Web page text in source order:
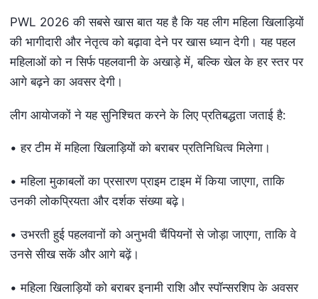
PWL 2026 की सबसे खास बात यह है कि यह लीग महिला खिलाड़ियों
की भागीदारी और नेतृत्व को बढ़ावा देने पर खास ध्यान देगी। यह पहल
महिलाओं को न सिर्फ पहलवानी के अखाड़े में, बल्कि खेल के हर स्तर पर
आगे बढ़ने का अवसर देगी।
लीग आयोजकों ने यह सुनिश्चित करने के लिए प्रतिबद्धता जताई है:
• हर टीम में महिला खिलाड़ियों को बराबर प्रतिनिधित्व मिलेगा।
• महिला मुकाबलों का प्रसारण प्राइम टाइम में किया जाएगा, ताकि
उनकी लोकप्रियता और दर्शक संख्या बढ़े।
• उभरती हुई पहलवानों को अनुभवी चैंपियनों से जोड़ा जाएगा, ताकि वे
उनसे सीख सकें और आगे बढ़ें।
• महिला खिलाड़ियों को बराबर इनामी राशि और स्पॉन्सरशिप के अवसर